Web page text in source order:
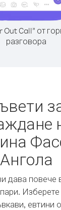
Out Call” от
разговора
Ангола
дава повече
евтини